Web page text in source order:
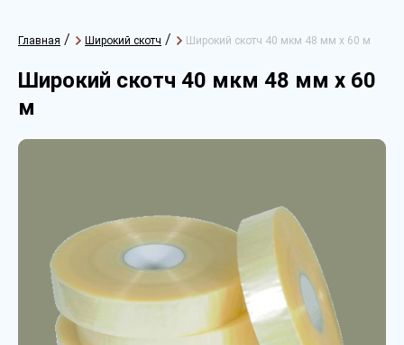
Главная / Широкий скотч / Широкий скотч 40 мкм 48 мм х 60 м
Широкий скотч 40 мкм 48 мм х 60
м